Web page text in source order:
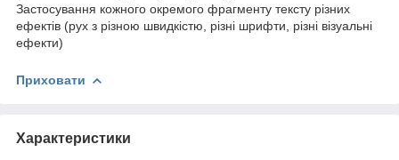
Застосування кожного окремого фрагменту тексту різних
ефектів (рух з різною швидкістю, різні шрифти, різні візуальні
ефекти)
Приховати
Характеристики